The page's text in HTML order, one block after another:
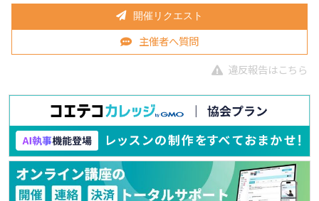
開催リクエスト
主催者へ質問
違反報告はこちら